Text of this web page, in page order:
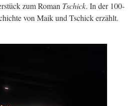
zum Roman Tschick. In der 100-
von Maik und Tschick erzählt.